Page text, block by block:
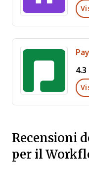
4.3
Recensioni
per il